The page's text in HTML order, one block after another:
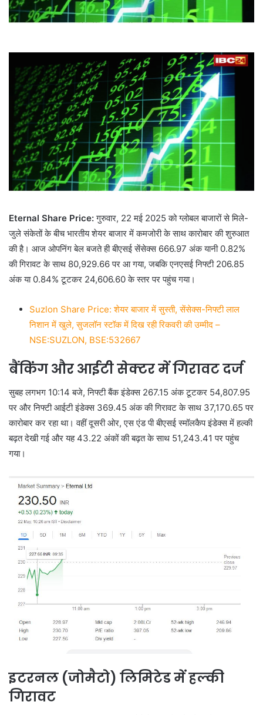
Eternal Share Price:गुरुवार, 22 मई 2025 को ग्लोबल बाजारों से मिले-
जुले संकेतों के बीच भारतीय शेयर बाजार में कमजोरी के साथ कारोबार की शुरुआत
की है। आज ओपनिंग बेल बजते ही बीएसई सेंसेक्स 666.97 अंक यानी 0.82%
की गिरावट के साथ 80,929.66 पर आ गया, जबकि एनएसई निफ्टी 206.85
अंक या 0.84% टूटकर 24,606.60 के स्तर पर पहुंच गया।
Suzlon Share Price: शेयर बाजार में सुस्ती, सेंसेक्स-निफ्टी लाल
निशान में खुले, सुजलॉन स्टॉक में दिख रही रिकवरी की उम्मीद –
NSE:SUZLON, BSE:532667
बैंकिंग और आईटी सेक्टर में गिरावट दर्ज
सुबह लगभग 10:14 बजे, निफ्टी बैंक इंडेक्स 267.15 अंक टूटकर 54,807.95
पर और निफ्टी आईटी इंडेक्स 369.45 अंक की गिरावट के साथ 37,170.65 पर
कारोबार कर रहा था। वहीं दूसरी ओर, एस एंड पी बीएसई स्मॉलकैप इंडेक्स में हल्की
बढ़त देखी गई और यह 43.22 अंकों की बढ़त के साथ 51,243.41 पर पहुंच
गया।
इटरनल (जोमैटो) लिमिटेड में हल्की
गिरावट